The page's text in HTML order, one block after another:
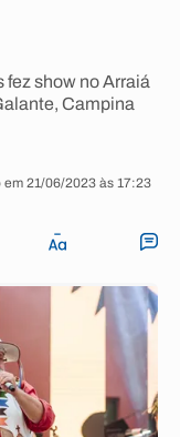
show no Arraiá
Campina
21/06/2023 às 17:23